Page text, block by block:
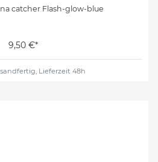
catcher Flash-glow-blue
9,50 €*
Lieferzeit 48h